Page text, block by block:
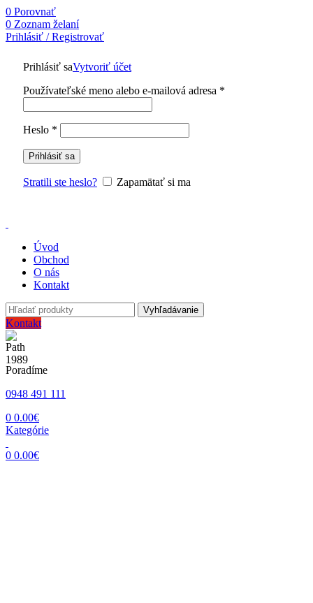
0 Porovnať
0 Zoznam želaní
Prihlásiť / Registrovať
Prihlásiť saVytvoriť účet
Používateľské meno alebo e-mailová adresa *
Heslo *
Prihlásiť sa
Stratili ste heslo? Zapamätať si ma
Úvod
Obchod
O nás
Kontakt
Vyhľadávanie
Kontakt
Poradíme
0948 491 111
0 0.00€
Kategórie
0 0.00€